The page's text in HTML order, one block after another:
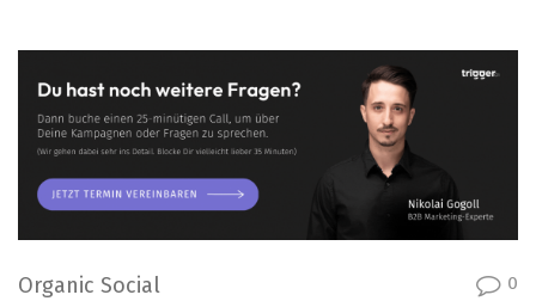
Organic Social 0